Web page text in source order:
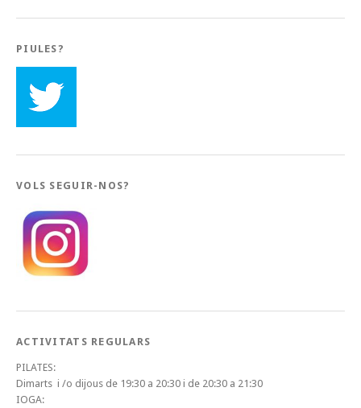
PIULES?
VOLS SEGUIR-NOS?
ACTIVITATS REGULARS
PILATES:
Dimarts i /o dijous de 19:30 a 20:30 i de 20:30 a 21:30
IOGA: